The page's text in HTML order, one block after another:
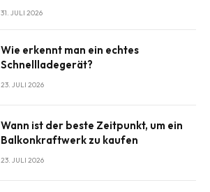
31. JULI 2026
Wie erkennt man ein echtes
Schnellladegerät?
23. JULI 2026
Wann ist der beste Zeitpunkt, um ein
Balkonkraftwerk zu kaufen
23. JULI 2026